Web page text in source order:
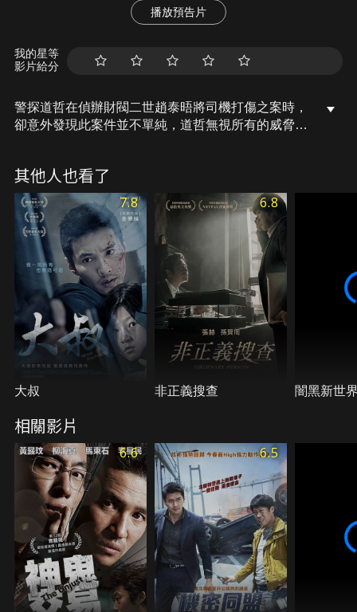
播放預告片
我的星等
影片給分
警探道哲在偵辦財閥二世趙泰晤將司機打傷之案時，
卻意外發現此案件並不單純，道哲無視所有的威脅、
將展開！
其他人也看了
7.8
大叔
6.8
非正義搜查 闇黑新世
相關影片
6.6 6.5